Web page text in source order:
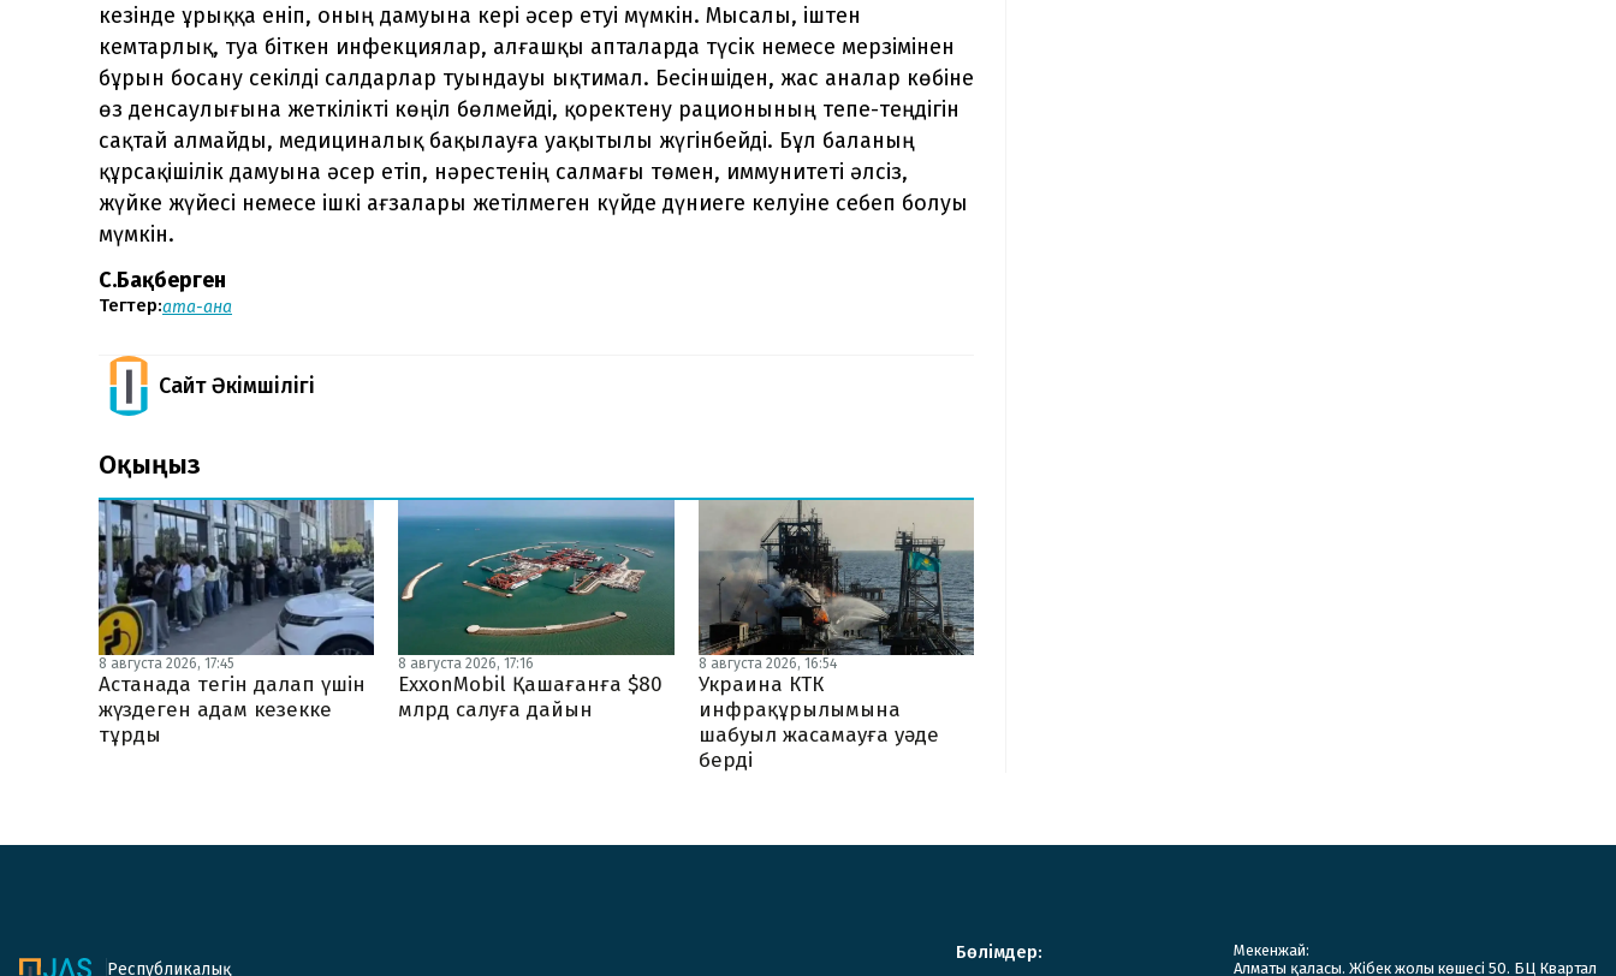
кезінде ұрыққа еніп, оның дамуына кері әсер етуі мүмкін. Мысалы, іштен
кемтарлық, туа біткен инфекциялар, алғашқы апталарда түсік немесе мерзімінен
бұрын босану секілді салдарлар туындауы ықтимал. Бесіншіден, жас аналар көбіне
өз денсаулығына жеткілікті көңіл бөлмейді, қоректену рационының тепе-теңдігін
сақтай алмайды, медициналық бақылауға уақытылы жүгінбейді. Бұл баланың
құрсақішілік дамуына әсер етіп, нәрестенің салмағы төмен, иммунитеті әлсіз,
жүйке жүйесі немесе ішкі ағзалары жетілмеген күйде дүниеге келуіне себеп болуы
мүмкін.
С.Бақберген
Тегтер:ата-ана
Сайт Әкімшілігі
Оқыңыз
8 августа 2026, 17:45
Астанада тегін далап үшін
жүздеген адам кезекке
тұрды
8 августа 2026, 17:16
ExxonMobil Қашағанға $80
млрд салуға дайын
8 августа 2026, 16:54
Украина КТК
инфрақұрылымына
шабуыл жасамауға уәде
берді
Республикалық
Бөлімдер:
Мекенжай:
Алматы қаласы. Жібек жолы көшесі 50. БЦ Квартал